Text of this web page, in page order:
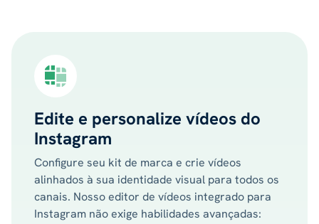
Edite e personalize vídeos do
Instagram
Configure seu kit de marca e crie vídeos
alinhados à sua identidade visual para todos os
canais. Nosso editor de vídeos integrado para
Instagram não exige habilidades avançadas: